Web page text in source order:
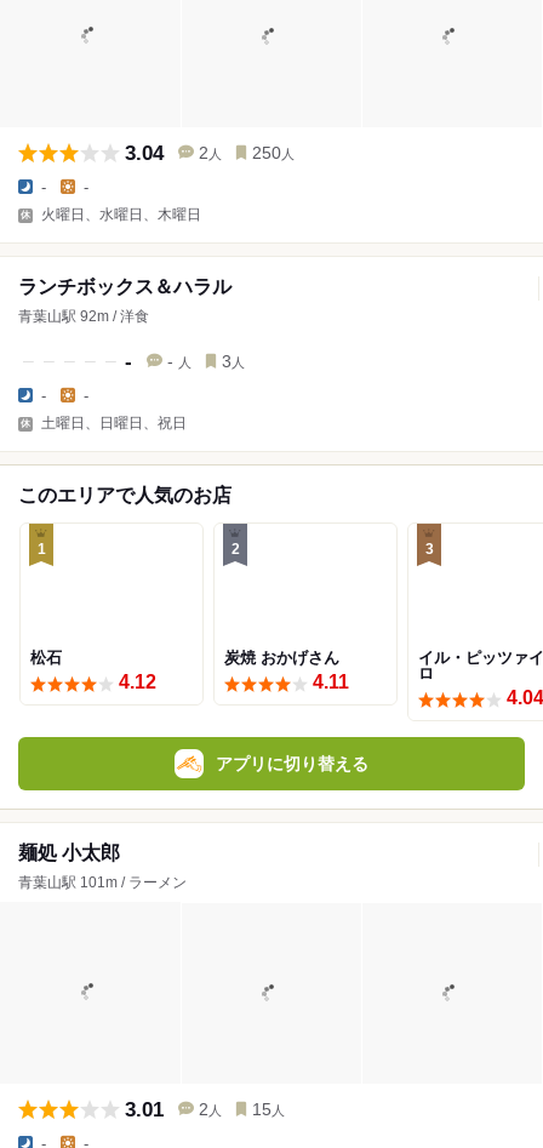
3.04 2 人 250 人
- -
火曜日、水曜日、木曜日
ランチボックス＆ハラル
青葉山駅 92m / 洋食
- - 人 3 人
- -
土曜日、日曜日、祝日
このエリアで人気のお店
1
松石
4.12
2
炭焼 おかげさん
4.11
3
イル・ピッツァ
ロ
4.04
アプリに切り替える
麺処 小太郎
青葉山駅 101m / ラーメン
3.01 2 人 15 人
- -